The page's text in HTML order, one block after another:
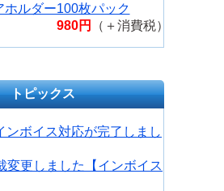
ホルダー100枚パック
980円
（＋消費税）
トピックス
ンボイス対応が完了しまし
変更しました【インボイス